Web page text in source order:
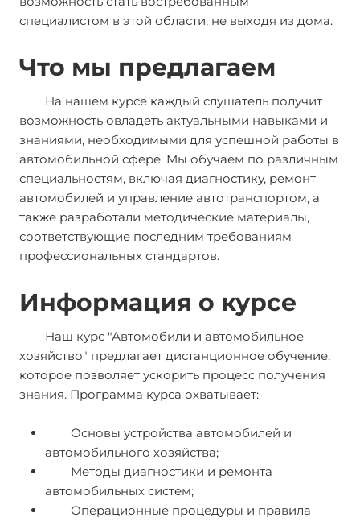
специалистом в этой области, не выходя из дома.
Что мы предлагаем
На нашем курсе каждый слушатель получит
возможность овладеть актуальными навыками и
знаниями, необходимыми для успешной работы в
автомобильной сфере. Мы обучаем по различным
специальностям, включая диагностику, ремонт
автомобилей и управление автотранспортом, а
также разработали методические материалы,
соответствующие последним требованиям
профессиональных стандартов.
Информация о курсе
Наш курс "Автомобили и автомобильное
хозяйство" предлагает дистанционное обучение,
которое позволяет ускорить процесс получения
знания. Программа курса охватывает:
Основы устройства автомобилей и
автомобильного хозяйства;
Методы диагностики и ремонта
автомобильных систем;
Операционные процедуры и правила